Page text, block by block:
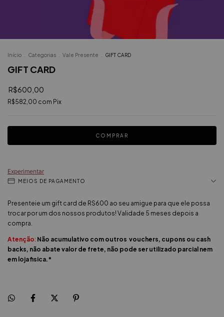
Início Categorias Vale Presente GIFT CARD
GIFT CARD
R$600,00
R$582,00 com Pix
Experimentar
MEIOS DE PAGAMENTO
Presenteie um gift card de RS600 ao seu amigue para que ele possa
trocar por um dos nossos produtos! Validade 5 meses depois a
compra.
Atenção: Não acumulativo com outros vouchers, cupons ou cash
backs, não abate valor de frete, não pode ser utilizado parcial nem
em loja fisica.*